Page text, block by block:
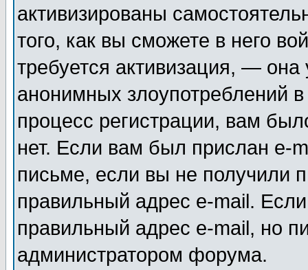
активизированы
того, как вы сможете в него
требуется активизация, —
анонимных злоупотреблений
процесс регистрации, вам
нет. Если вам был прислан e-
письме, если вы не получили
правильный адрес e-mail.
правильный адрес e-mail, но
администратором форума.